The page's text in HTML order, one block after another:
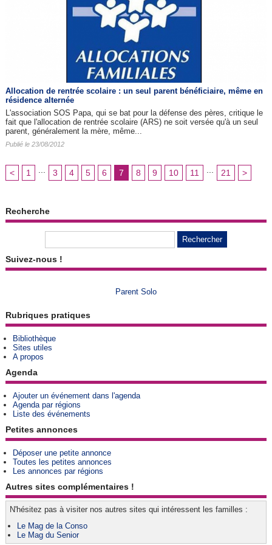
Allocation de rentrée scolaire : un seul parent bénéficiaire, même en
résidence alternée
L'association SOS Papa, qui se bat pour la défense des pères, critique le
fait que l'allocation de rentrée scolaire (ARS) ne soit versée qu'à un seul
parent, généralement la mère, même...
Publié le 23/08/2012
< 1 3 4 5 6 7 8 9 10 11 21 >
Recherche
Suivez-nous !
Parent Solo
Rubriques pratiques
Bibliothèque
Sites utiles
A propos
Agenda
Ajouter un événement dans l'agenda
Agenda par régions
Liste des événements
Petites annonces
Déposer une petite annonce
Toutes les petites annonces
Les annonces par régions
Autres sites complémentaires !
N'hésitez pas à visiter nos autres sites qui intéressent les familles :
Le Mag de la Conso
Le Mag du Senior